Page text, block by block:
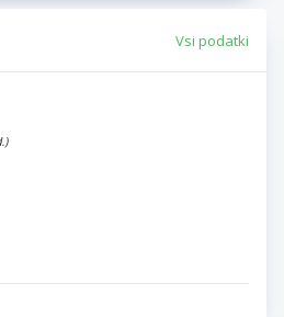
Vsi podatki